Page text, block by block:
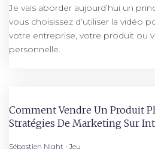
Je vais aborder aujourd’hui un
vous choisissez d’utiliser la vidéo
votre entreprise, votre produit ou
personnelle.
Comment Vendre Un Produit
Stratégies De Marketing Sur
Sébastien Night Jeu